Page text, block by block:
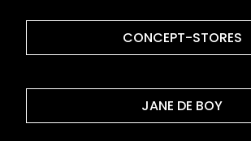
CONCEPT-STORES
JANE DE BOY